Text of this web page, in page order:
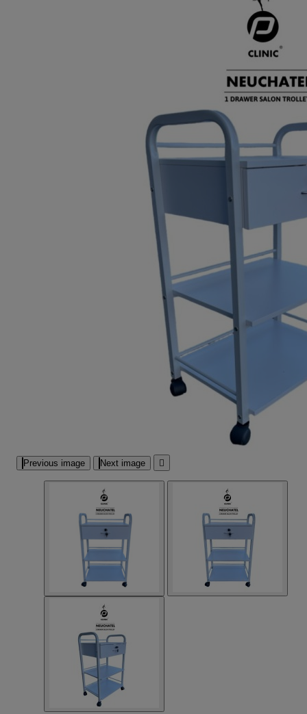
Previous image Next image 